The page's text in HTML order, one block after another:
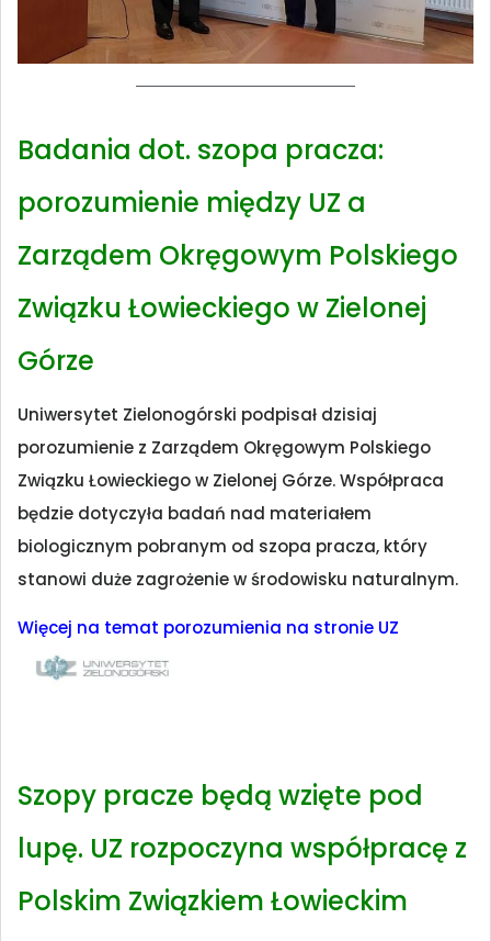
Badania dot. szopa pracza:
porozumienie między UZ a
Zarządem Okręgowym Polskiego
Związku Łowieckiego w Zielonej
Górze
Uniwersytet Zielonogórski podpisał dzisiaj
porozumienie z Zarządem Okręgowym Polskiego
Związku Łowieckiego w Zielonej Górze. Współpraca
będzie dotyczyła badań nad materiałem
biologicznym pobranym od szopa pracza, który
stanowi duże zagrożenie w środowisku naturalnym.
Więcej na temat porozumienia na stronie UZ
Szopy pracze będą wzięte pod
lupę. UZ rozpoczyna współpracę z
Polskim Związkiem Łowieckim